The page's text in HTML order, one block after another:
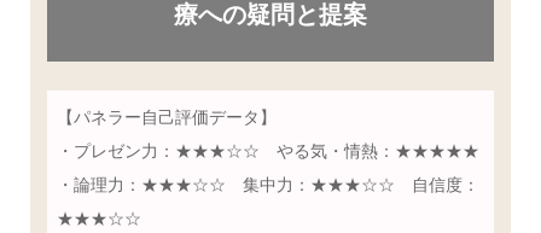
療への疑問と提案
【パネラー自己評価データ】
・プレゼン力：★★★☆☆ やる気・情熱：★★★★★
・論理力：★★★☆☆ 集中力：★★★☆☆ 自信度：
★★★☆☆